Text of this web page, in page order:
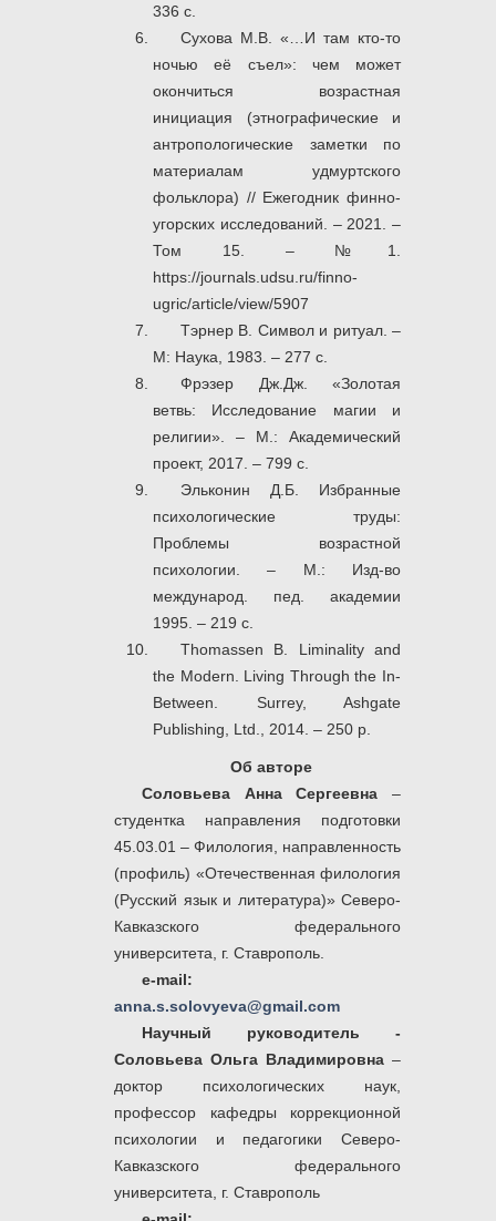
336 с.
Сухова М.В. «…И там кто-то
ночью её съел»: чем может
окончиться возрастная
инициация (этнографические и
антропологические заметки по
материалам удмуртского
фольклора) // Ежегодник финно-
угорских исследований. – 2021. –
Том 15. – №1.
https://journals.udsu.ru/finno-
ugric/article/view/5907
Тэрнер В. Символ и ритуал. –
М: Наука, 1983. – 277 с.
Фрэзер Дж.Дж. «Золотая
ветвь: Исследование магии и
религии». – М.: Академический
проект, 2017. – 799 с.
Эльконин Д.Б. Избранные
психологические труды:
Проблемы возрастной
психологии. – М.: Изд-во
международ. пед. академии
1995. – 219 с.
Thomassen B. Liminality and
the Modern. Living Through the In-
Between. Surrey, Ashgate
Publishing, Ltd., 2014. – 250 p.
Об авторе
Соловьева Анна Сергеевна –
студентка направления подготовки
45.03.01 – Филология, направленность
(профиль) «Отечественная филология
(Русский язык и литература)» Северо-
Кавказского федерального
университета, г. Ставрополь.
e-mail:
anna.s.solovyeva@gmail.com
Научный руководитель -
Соловьева Ольга Владимировна –
доктор психологических наук,
профессор кафедры коррекционной
психологии и педагогики Северо-
Кавказского федерального
университета, г. Ставрополь